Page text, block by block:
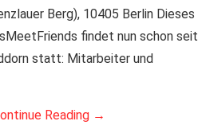
Berg), 10405 Berlin Dieses
findet nun schon seit
statt: Mitarbeiter und
Reading →